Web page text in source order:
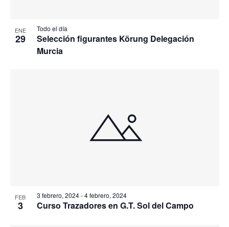
ENE
29
Todo el día
Selección figurantes Körung Delegación
Murcia
FEB
3
3 febrero, 2024-4 febrero, 2024
Curso Trazadores en G.T. Sol del Campo